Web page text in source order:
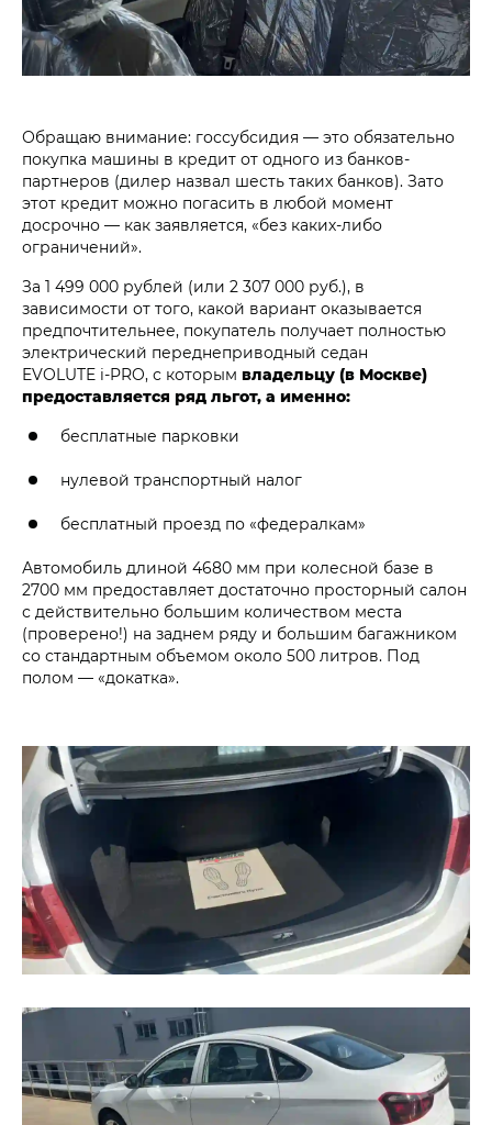
Обращаю внимание: госсубсидия — это обязательно
покупка машины в кредит от одного из банков-
партнеров (дилер назвал шесть таких банков). Зато
этот кредит можно погасить в любой момент
досрочно — как заявляется, «без каких-либо
ограничений».
За 1 499 000 рублей (или 2 307 000 руб.), в
зависимости от того, какой вариант оказывается
предпочтительнее, покупатель получает полностью
электрический переднеприводный седан
EVOLUTE i‑PRO, с которым владельцу (в Москве)
предоставляется ряд льгот, а именно:
бесплатные парковки
нулевой транспортный налог
бесплатный проезд по «федералкам»
Автомобиль длиной 4680 мм при колесной базе в
2700 мм предоставляет достаточно просторный салон
с действительно большим количеством места
(проверено!) на заднем ряду и большим багажником
со стандартным объемом около 500 литров. Под
полом — «докатка».